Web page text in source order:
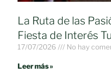
La Ruta de las
Fiesta de Interés
17/07/2026 No hay
Leer más »